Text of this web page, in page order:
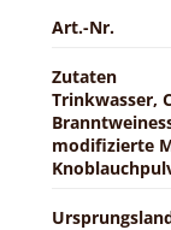
Art.-Nr.
Zutaten
Trinkwasser,
modifizierte